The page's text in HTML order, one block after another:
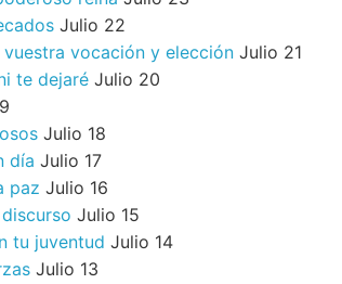
Julio 22
vocación y elección Julio 21
te dejaré Julio 20
Julio 18
día Julio 17
paz Julio 16
Julio 15
tu juventud Julio 14
Julio 13